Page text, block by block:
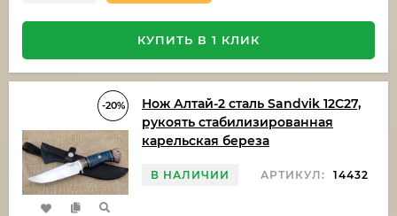
КУПИТЬ В 1 КЛИК
-20%
Нож Алтай-2 сталь Sandvik 12C27,
рукоять стабилизированная
карельская береза
В НАЛИЧИИ АРТИКУЛ: 14432